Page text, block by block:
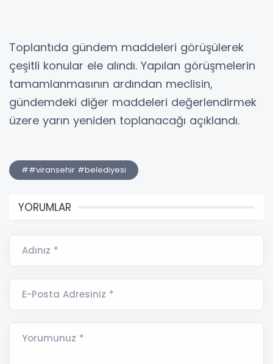
Toplantıda gündem maddeleri görüşülerek
çeşitli konular ele alındı. Yapılan görüşmelerin
tamamlanmasının ardından meclisin,
gündemdeki diğer maddeleri değerlendirmek
üzere yarın yeniden toplanacağı açıklandı.
##viransehir #belediyesi
YORUMLAR
Adınız *
E-Posta Adresiniz *
Yorumunuz *